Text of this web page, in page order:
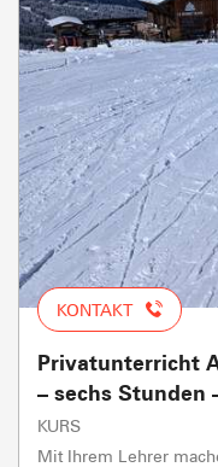
KONTAKT
Privatunterricht
– sechs Stunden
KURS
Mit Ihrem Lehrer